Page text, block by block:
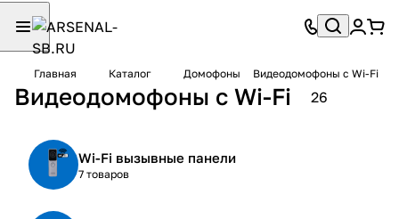
Главная Каталог Домофоны Видеодомофоны с Wi-Fi
Видеодомофоны с Wi-Fi 26
Wi-Fi вызывные панели
7 товаров